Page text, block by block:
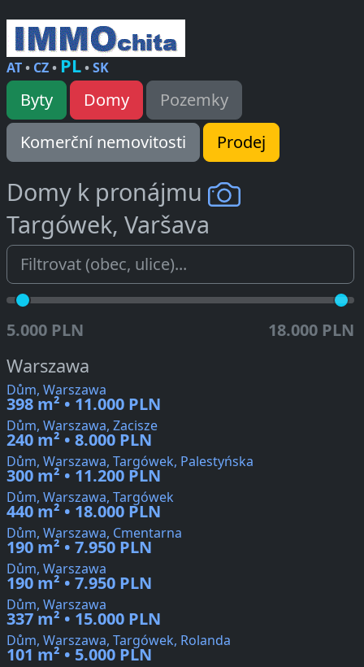
AT• CZ• PL•SK
Byty Domy
Pozemky
Komerční nemovitosti
Prodej
Domy k pronájmu
Targówek, Varšava
5.000 PLN 18.000 PLN
Warszawa
Dům, Warszawa
398 m² • 11.000 PLN
Dům, Warszawa, Zacisze
240 m² • 8.000 PLN
Dům, Warszawa, Targówek, Palestyńska
300 m² • 11.200 PLN
Dům, Warszawa, Targówek
440 m² • 18.000 PLN
Dům, Warszawa, Cmentarna
190 m² • 7.950 PLN
Dům, Warszawa
190 m² • 7.950 PLN
Dům, Warszawa
337 m² • 15.000 PLN
Dům, Warszawa, Targówek, Rolanda
101 m² • 5.000 PLN